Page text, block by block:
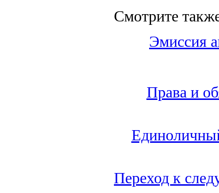
Смотрите
Эмиссия
Права и
Переход к